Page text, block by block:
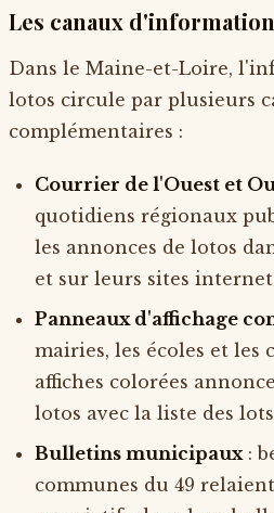
Les canaux
Dans le Maine-et-Loire,
lotos circule par plusieurs
complémentaires :
Courrier de l'Ouest et
quotidiens régionaux
les annonces de lotos
et sur leurs sites
Panneaux d'affichage
mairies, les écoles et les
affiches colorées
lotos avec la liste des
Bulletins municipaux :
communes du 49